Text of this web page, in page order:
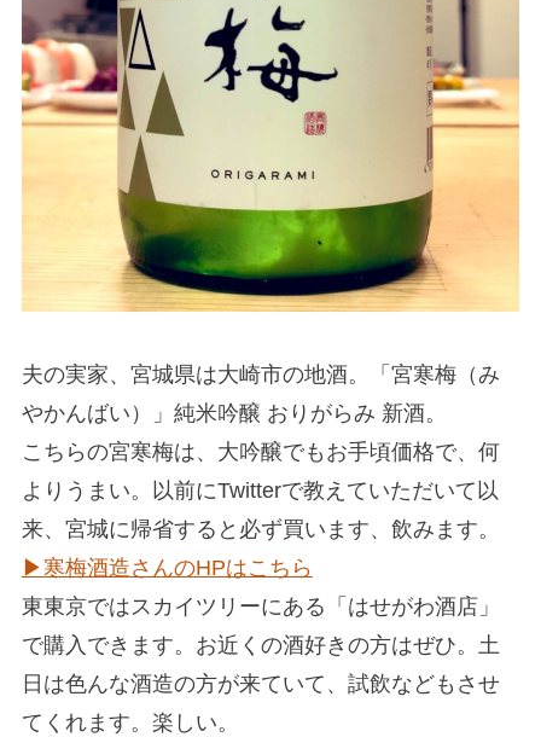
夫の実家、宮城県は大崎市の地酒。「宮寒梅（み
やかんばい）」純米吟醸 おりがらみ 新酒。
こちらの宮寒梅は、大吟醸でもお手頃価格で、何
よりうまい。以前にTwitterで教えていただいて以
来、宮城に帰省すると必ず買います、飲みます。
▶︎寒梅酒造さんのHPはこちら
東東京ではスカイツリーにある「はせがわ酒店」
で購入できます。お近くの酒好きの方はぜひ。土
日は色んな酒造の方が来ていて、試飲などもさせ
てくれます。楽しい。